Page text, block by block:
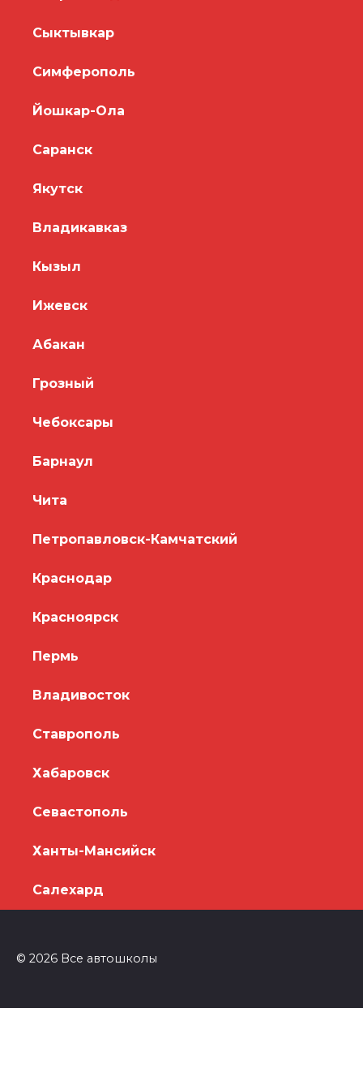
Сыктывкар
Симферополь
Йошкар-Ола
Саранск
Якутск
Владикавказ
Кызыл
Ижевск
Абакан
Грозный
Чебоксары
Барнаул
Чита
Петропавловск-Камчатский
Краснодар
Красноярск
Пермь
Владивосток
Ставрополь
Хабаровск
Севастополь
Ханты-Мансийск
Салехард
© 2026 Все автошколы